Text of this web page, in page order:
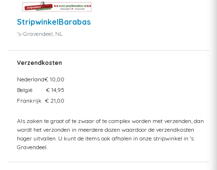
StripwinkelBarabas
's-Gravendeel, NL
Verzendkosten
Nederland€ 10,00
België
€ 14,95
Frankrijk € 21,00
Als zaken te groot of te zwaar of te complex worden met verzenden, dan
wordt het verzonden in meerdere dozen waardoor de verzendkosten
hoger uitvallen. U kunt de items ook afhalen in onze stripwinkel in 's
Gravendeel.